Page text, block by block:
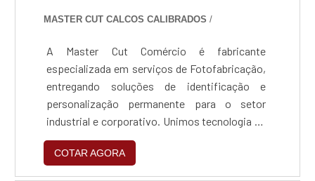
MASTER CUT CALCOS CALIBRADOS /
A Master Cut Comércio é fabricante
especializada em serviços de Fotofabricação,
entregando soluções de identificação e
personalização permanente para o setor
industrial e corporativo. Unimos tecnologia de
ponta e rigor técnico para garantir que cada
gravação seja uma assinatura de qualidade e
durabilidade, assegurando a rastreabilidade
COTAR AGORA